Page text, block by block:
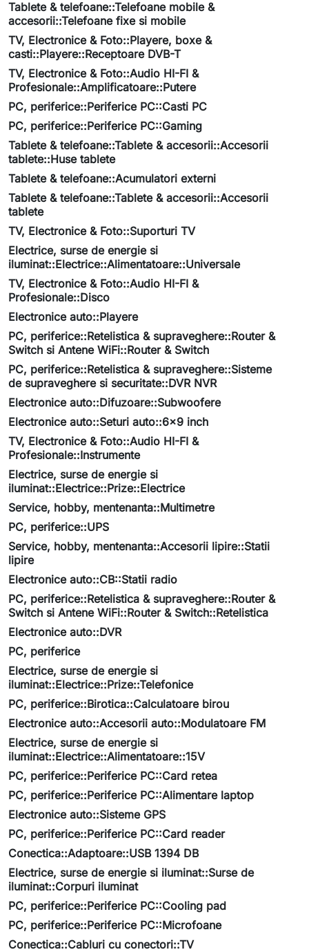
Tablete & telefoane::Telefoane mobile &
accesorii::Telefoane fixe si mobile
TV, Electronice & Foto::Playere, boxe &
casti::Playere::Receptoare DVB-T
TV, Electronice & Foto::Audio HI-FI &
Profesionale::Amplificatoare::Putere
PC, periferice::Periferice PC::Casti PC
PC, periferice::Periferice PC::Gaming
Tablete & telefoane::Tablete & accesorii::Accesorii
tablete::Huse tablete
Tablete & telefoane::Acumulatori externi
Tablete & telefoane::Tablete & accesorii::Accesorii
tablete
TV, Electronice & Foto::Suporturi TV
Electrice, surse de energie si
iluminat::Electrice::Alimentatoare::Universale
TV, Electronice & Foto::Audio HI-FI &
Profesionale::Disco
Electronice auto::Playere
PC, periferice::Retelistica & supraveghere::Router &
Switch si Antene WiFi::Router & Switch
PC, periferice::Retelistica & supraveghere::Sisteme
de supraveghere si securitate::DVR NVR
Electronice auto::Difuzoare::Subwoofere
Electronice auto::Seturi auto::6x9 inch
TV, Electronice & Foto::Audio HI-FI &
Profesionale::Instrumente
Electrice, surse de energie si
iluminat::Electrice::Prize::Electrice
Service, hobby, mentenanta::Multimetre
PC, periferice::UPS
Service, hobby, mentenanta::Accesorii lipire::Statii
lipire
Electronice auto::CB::Statii radio
PC, periferice::Retelistica & supraveghere::Router &
Switch si Antene WiFi::Router & Switch::Retelistica
Electronice auto::DVR
PC, periferice
Electrice, surse de energie si
iluminat::Electrice::Prize::Telefonice
PC, periferice::Birotica::Calculatoare birou
Electronice auto::Accesorii auto::Modulatoare FM
Electrice, surse de energie si
iluminat::Electrice::Alimentatoare::15V
PC, periferice::Periferice PC::Card retea
PC, periferice::Periferice PC::Alimentare laptop
Electronice auto::Sisteme GPS
PC, periferice::Periferice PC::Card reader
Conectica::Adaptoare::USB 1394 DB
Electrice, surse de energie si iluminat::Surse de
iluminat::Corpuri iluminat
PC, periferice::Periferice PC::Cooling pad
PC, periferice::Periferice PC::Microfoane
Conectica::Cabluri cu conectori::TV